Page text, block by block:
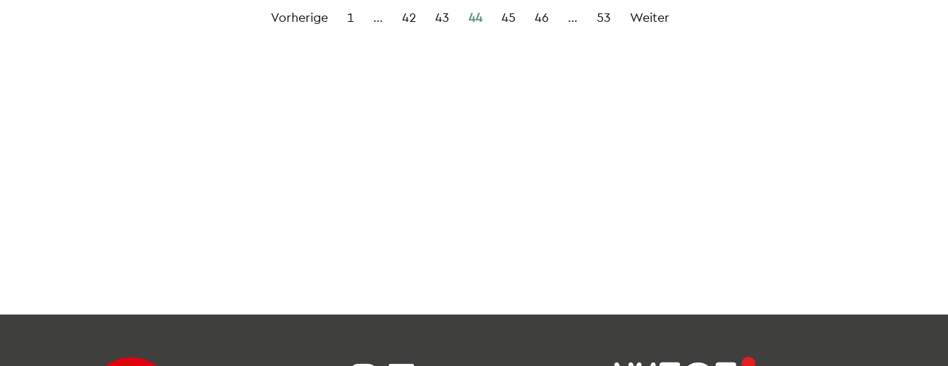
Vorherige 1 … 42 43 44 45 46 … 53 Weiter